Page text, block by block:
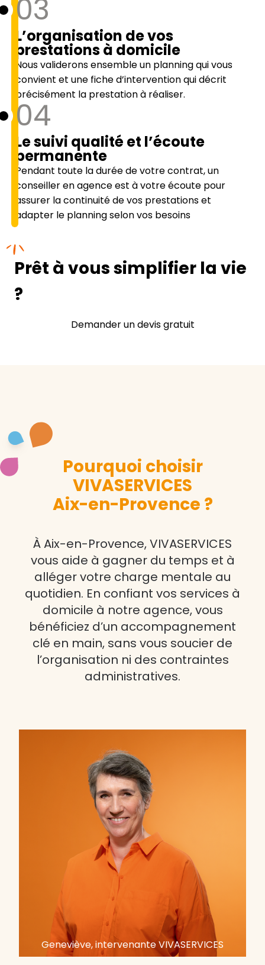
03
L’organisation de vos
prestations à domicile
Nous validerons ensemble un planning qui vous
convient et une fiche d’intervention qui décrit
précisément la prestation à réaliser.
04
Le suivi qualité et l’écoute
permanente
Pendant toute la durée de votre contrat, un
conseiller en agence est à votre écoute pour
assurer la continuité de vos prestations et
adapter le planning selon vos besoins
Prêt à vous simplifier la vie
?
Demander un devis gratuit
Pourquoi choisir
VIVASERVICES
Aix-en-Provence ?
À Aix-en-Provence, VIVASERVICES
vous aide à gagner du temps et à
alléger votre charge mentale au
quotidien. En confiant vos services à
domicile à notre agence, vous
bénéficiez d’un accompagnement
clé en main, sans vous soucier de
l’organisation ni des contraintes
administratives.
Geneviève, intervenante VIVASERVICES